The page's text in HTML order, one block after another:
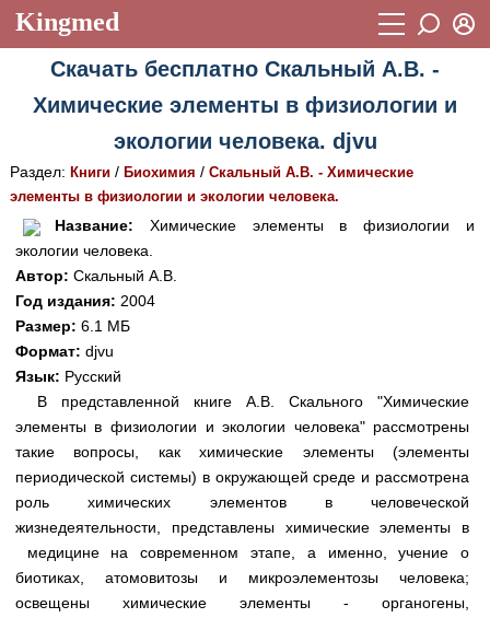
Kingmed
Учебный материал
Видеогалерея 899
Истории болезней 1268
Лекции и презентации
Аккредитационные тесты
Методические рекомендации
Научно-популярное
Статьи
Новости (244)
Медицинская стандартизация
Нормативы экстренной и неотложной помощи
Нормы лабораторных и инструментальных
исследований
Восстановить пароль
Регистрация
Скачать бесплатно Скальный А.В. -
Химические элементы в физиологии и
экологии человека. djvu
Раздел: Книги/ Биохимия / Скальный А.В. - Химические
элементы в физиологии и экологии человека.
Название: Химические элементы в физиологии и
экологии человека.
Автор: Скальный А.В.
Год издания: 2004
Размер: 6.1 МБ
Формат: djvu
Язык: Русский
В представленной книге А.В. Скального "Химические
элементы в физиологии и экологии человека" рассмотрены
такие вопросы, как химические элементы (элементы
периодической системы) в окружающей среде и рассмотрена
роль химических элементов в человеческой
жизнедеятельности, представлены химические элементы в
медицине на современном этапе, а именно, учение о
биотиках, атомовитозы и микроэлементозы человека;
освещены химические элементы - органогены,